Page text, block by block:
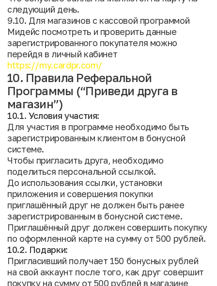
следующий день.
9.10. Для магазинов с кассовой программой
Мидейс посмотреть и проверить данные
зарегистрированного покупателя можно
перейдя в личный кабинет
https://my.cardpr.com/
10. Правила Реферальной
Программы (“Приведи друга в
магазин”)
10.1. Условия участия:
Для участия в программе необходимо быть
зарегистрированным клиентом в бонусной
системе.
Чтобы пригласить друга, необходимо
поделиться персональной ссылкой.
До использования ссылки, установки
приложения и совершения покупки
приглашённый друг не должен быть ранее
зарегистрированным в бонусной системе.
Приглашённый друг должен совершить покупку
по оформленной карте на сумму от 500 рублей.
10.2. Подарки:
Пригласивший получает 150 бонусных рублей
на свой аккаунт после того, как друг совершит
покупку на сумму от 500 рублей в магазине